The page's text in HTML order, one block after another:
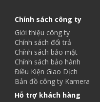
Chính sách công ty
Giới thiệu công ty
Chính sách đổi trả
Chính sách bảo mật
Chính sách bảo hành
Điều Kiện Giao Dịch
Bản đồ công ty Kamera
Hỗ trợ khách hàng